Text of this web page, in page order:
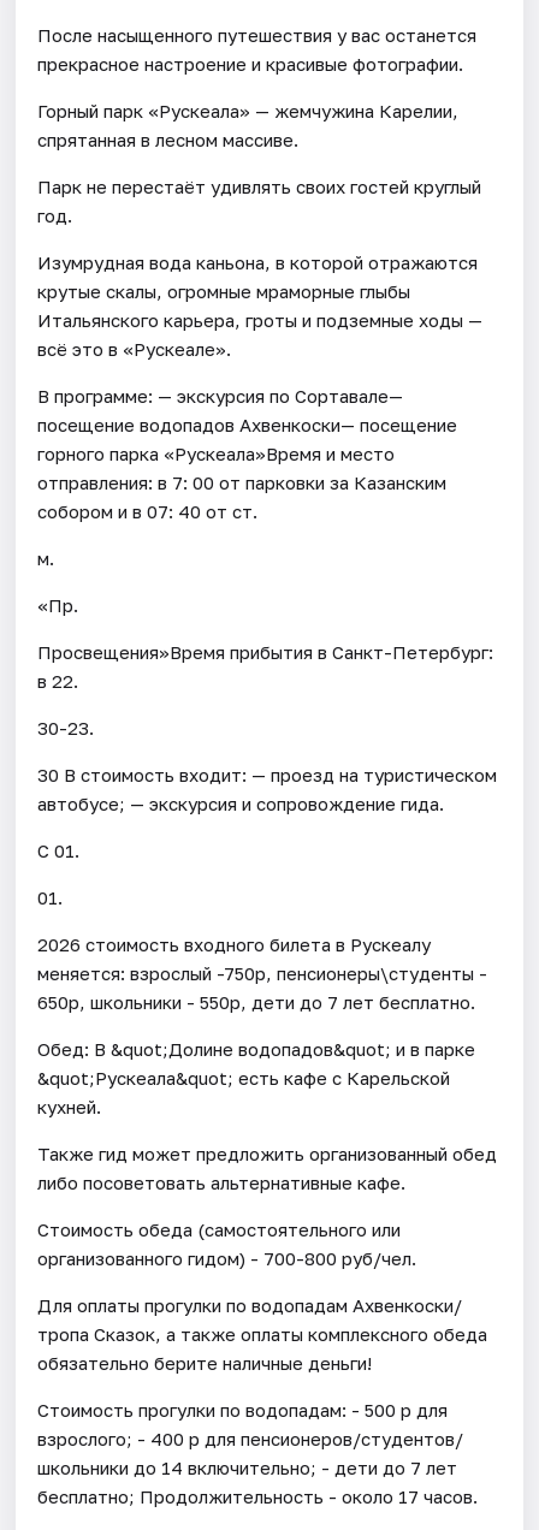
После насыщенного путешествия у вас останется
прекрасное настроение и красивые фотографии.
Горный парк «Рускеала» — жемчужина Карелии,
спрятанная в лесном массиве.
Парк не перестаёт удивлять своих гостей круглый
год.
Изумрудная вода каньона, в которой отражаются
крутые скалы, огромные мраморные глыбы
Итальянского карьера, гроты и подземные ходы —
всё это в «Рускеале».
В программе: — экскурсия по Сортавале—
посещение водопадов Ахвенкоски— посещение
горного парка «Рускеала»Время и место
отправления: в 7: 00 от парковки за Казанским
собором и в 07: 40 от ст.
м.
«Пр.
Просвещения»Время прибытия в Санкт-Петербург:
в 22.
30-23.
30 В стоимость входит: — проезд на туристическом
автобусе; — экскурсия и сопровождение гида.
С 01.
01.
2026 стоимость входного билета в Рускеалу
меняется: взрослый -750р, пенсионеры\студенты -
650р, школьники - 550р, дети до 7 лет бесплатно.
Обед: В &quot;Долине водопадов&quot; и в парке
&quot;Рускеала&quot; есть кафе с Карельской
кухней.
Также гид может предложить организованный обед
либо посоветовать альтернативные кафе.
Стоимость обеда (самостоятельного или
организованного гидом) - 700-800 руб/чел.
Для оплаты прогулки по водопадам Ахвенкоски/
тропа Сказок, а также оплаты комплексного обеда
обязательно берите наличные деньги!
Стоимость прогулки по водопадам: - 500 р для
взрослого; - 400 р для пенсионеров/студентов/
школьники до 14 включительно; - дети до 7 лет
бесплатно; Продолжительность - около 17 часов.